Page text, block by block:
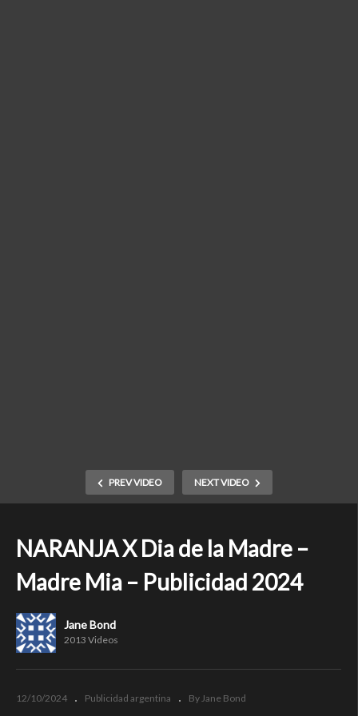
PREV VIDEO NEXT VIDEO
NARANJA X Dia de la Madre –
Madre Mia – Publicidad 2024
Jane Bond
2013 Videos
12/10/2024 Publicidad argentina By Jane Bond